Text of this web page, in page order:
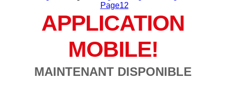
Page12
APPLICATION
MOBILE!
MAINTENANT DISPONIBLE